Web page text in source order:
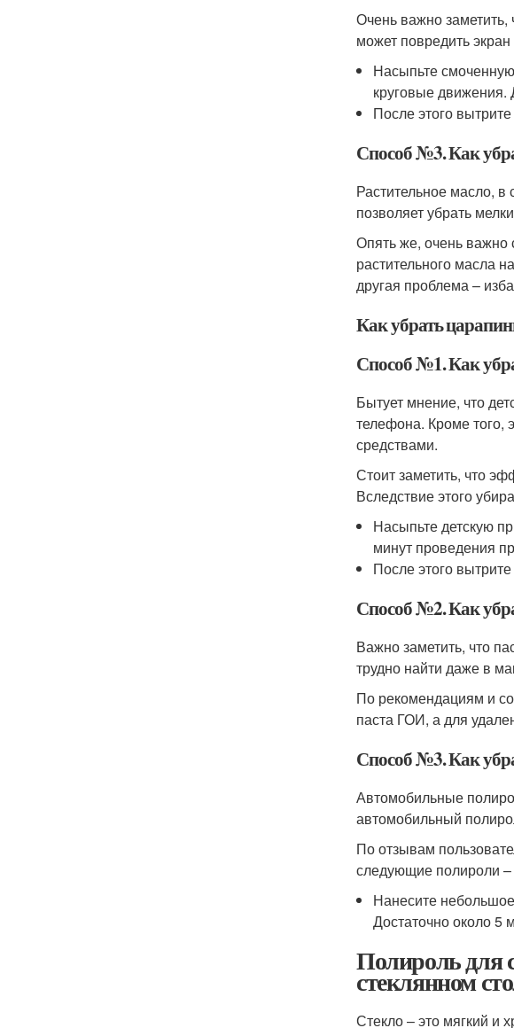
Очень важно
может повредить
Насыпьте
круговые движения.
После этого
Способ №3. Как
Растительное масло,
позволяет убрать
Опять же, очень важно
растительного масла
другая проблема –
Как убрать
Способ №1. Как
Бытует мнение, что
телефона. Кроме того,
средствами.
Стоит заметить, что
Вследствие этого
Насыпьте детскую
минут проведения
После этого
Способ №2. Как
Важно заметить, что
трудно найти даже в
По рекомендациям и
паста ГОИ, а для
Способ №3. Как
Автомобильные
автомобильный
По отзывам
следующие полироли –
Нанесите
Достаточно около 5
Полироль для
стеклянном
Стекло – это мягкий и